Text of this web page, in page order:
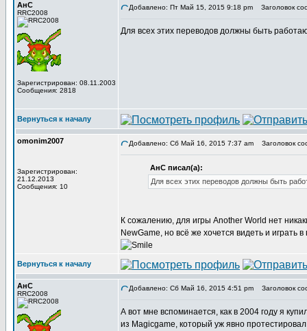
АнС
RRC2008
Зарегистрирован: 08.11.2003
Сообщения: 2818
Добавлено: Пт Май 15, 2015 9:18 pm Заголовок
Для всех этих переводов должны быть
Вернуться к началу
omonim2007
Зарегистрирован:
21.12.2013
Сообщения: 10
Добавлено: Сб Май 16, 2015 7:37 am Заголовок
АнС писал(а):
Для всех этих переводов должны быть
К сожалению, для игры Another World нет
NewGame, но всё же хочется видеть и
Вернуться к началу
АнС
RRC2008
Добавлено: Сб Май 16, 2015 4:51 pm Заголовок
А вот мне вспоминается, как в 2004 году я
из Magicgame, который уж явно